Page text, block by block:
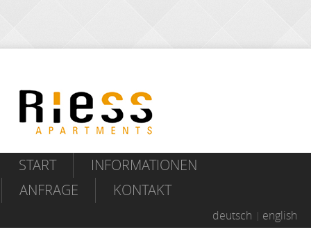
START
INFORMATIONEN
ANFRAGE
KONTAKT
deutsch english